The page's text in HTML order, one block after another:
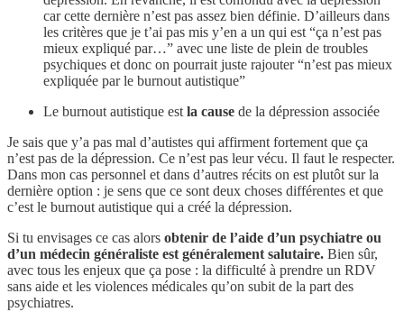
car cette dernière n’est pas assez bien définie. D’ailleurs dans
les critères que je t’ai pas mis y’en a un qui est “ça n’est pas
mieux expliqué par…” avec une liste de plein de troubles
psychiques et donc on pourrait juste rajouter “n’est pas mieux
expliquée par le burnout autistique”
Le burnout autistique estla cause de la dépression associée
Je sais que y’a pas mal d’autistes qui affirment fortement que ça
n’est pas de la dépression. Ce n’est pas leur vécu. Il faut le respecter.
Dans mon cas personnel et dans d’autres récits on est plutôt sur la
dernière option : je sens que ce sont deux choses différentes et que
c’est le burnout autistique qui a créé la dépression.
Si tu envisages ce cas alors obtenir de l’aide d’un psychiatre ou
d’un médecin généraliste est généralement salutaire. Bien sûr,
avec tous les enjeux que ça pose : la difficulté à prendre un RDV
sans aide et les violences médicales qu’on subit de la part des
psychiatres.